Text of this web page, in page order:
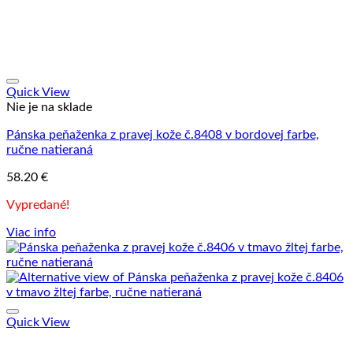
Quick View
Nie je na sklade
Pánska peňaženka z pravej kože č.8408 v bordovej farbe,
ručne natieraná
58.20 €
Vypredané!
Viac info
Quick View